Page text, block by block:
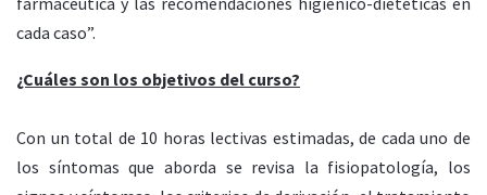
cada caso”.
¿Cuáles son los objetivos del curso?
Con un total de 10 horas lectivas estimadas, de cada uno de
los síntomas que aborda se revisa la fisiopatología, los